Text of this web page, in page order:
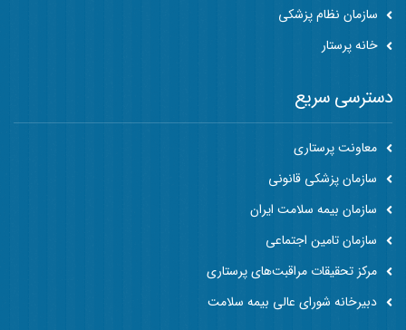
سازمان نظام پزشکی
خانه پرستار
دسترسی سریع
معاونت پرستاری
سازمان پزشکی قانونی
سازمان بیمه سلامت ایران
سازمان تامین اجتماعی
مرکز تحقیقات مراقبت‌های پرستاری
دبیرخانه شورای عالی بیمه سلامت